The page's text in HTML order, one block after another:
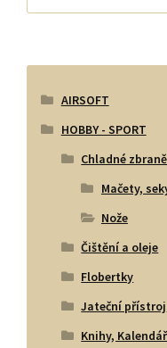
AIRSOFT
HOBBY - SPORT
Chladné
Mačety,
Nože
Čištění a oleje
Flobertky
Jateční přístroj
Knihy,